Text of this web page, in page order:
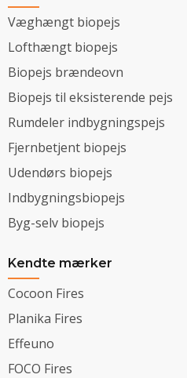
Væghængt biopejs
Lofthængt biopejs
Biopejs brændeovn
Biopejs til eksisterende pejs
Rumdeler indbygningspejs
Fjernbetjent biopejs
Udendørs biopejs
Indbygningsbiopejs
Byg-selv biopejs
Kendte mærker
Cocoon Fires
Planika Fires
Effeuno
FOCO Fires